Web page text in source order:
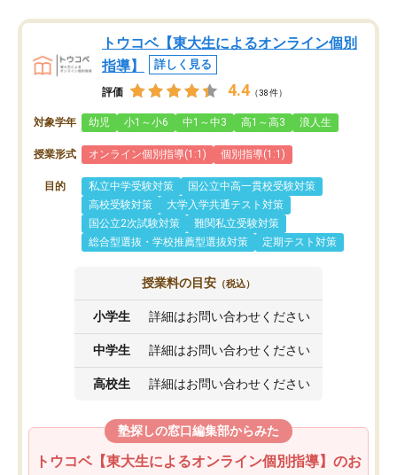
トウコベ【東大生によるオンライン個別
指導】
詳しく見る
評価 4.4 （38件）
対象学年 幼児 小1～小6 中1～中3 高1～高3 浪人生
授業形式 オンライン個別指導(1:1) 個別指導(1:1)
目的 私立中学受験対策
国公立中高一貫校受験対策
高校受験対策
大学入学共通テスト対策
国公立2次試験対策
難関私立受験対策
総合型選抜・学校推薦型選抜対策
定期テスト対策
授業料の目安 （税込）
小学生 詳細はお問い合わせください
中学生 詳細はお問い合わせください
高校生 詳細はお問い合わせください
塾探しの窓口編集部からみた
トウコベ【東大生によるオンライン個別指導】のお